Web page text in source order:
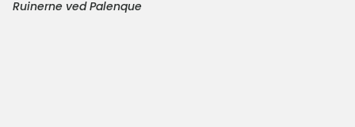
Ruinerne ved Palenque